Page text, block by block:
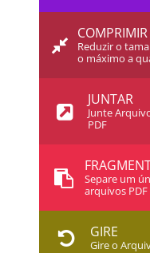
COMPRIMIR
Reduzir o
o máximo a
JUNTAR
Junte
PDF
Separe um
arquivos PDF
GIRE
Gire o